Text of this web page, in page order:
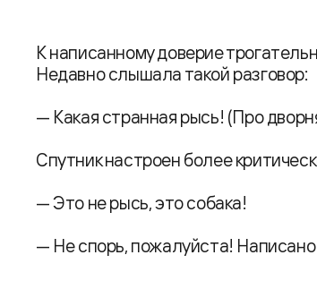
К написанному доверие
Недавно слышала такой разговор:
— Какая странная рысь! (Про
Спутник настроен более
— Это не рысь, это собака!
— Не спорь, пожалуйста!